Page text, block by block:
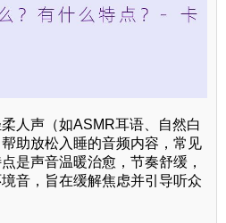
人声（如ASMR耳语、自然白
助放松入睡的音频内容，常见
是声音温暖治愈，节奏舒缓，
音，旨在缓解焦虑并引导听众